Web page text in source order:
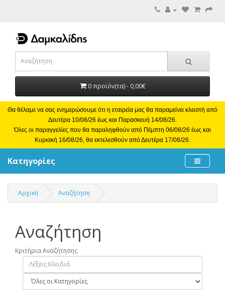
0 προϊόν(τα) - 0,00€
Θα θέλαμε να σας ενημερώσουμε ότι η εταιρεία μας θα παραμείνει κλειστή από
Δευτέρα 10/08/26 έως και Παρασκευή 14/08/26.
Όλες οι παραγγελίες που θα παραληφθούν από Πέμπτη 06/08/26 έως και
Κυριακή 16/08/26, θα εκτελεσθούν από Δευτέρα 17/08/26.
Κατηγορίες
Αρχική Αναζήτηση
Αναζήτηση
Κριτήρια Αναζήτησης